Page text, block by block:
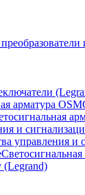
арматура
и
управления и
Светосигнальная
(Legrand)